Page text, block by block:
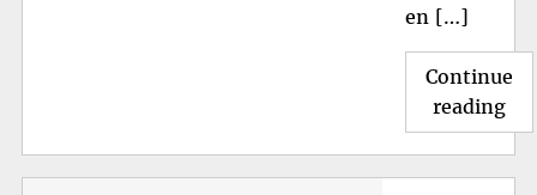
en […]
Continue
reading